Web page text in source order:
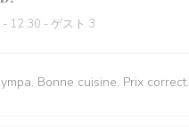
- 12:30 - ゲスト 3
Bonne cuisine. Prix correct.